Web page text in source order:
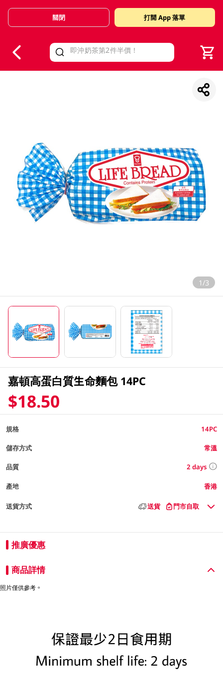
Valid Until 30 June 2026
關閉 打開 App 落單
1/3
嘉頓高蛋白質生命麵包 14PC
$18.50
規格 14PC
儲存方式 常溫
品質 2 days
產地 香港
送貨方式 送貨 門市自取
推廣優惠
商品詳情
照片僅供參考。